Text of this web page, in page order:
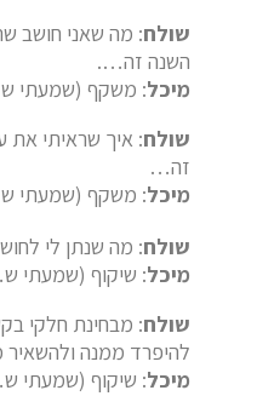
שולח: מה שאני חושב
השנה זה….
מיכל: משקף (שמעתי
שולח: איך שראיתי
זה…
מיכל: משקף (שמעתי
שולח: מה שנתן לי
מיכל: שיקוף (שמעתי
שולח: מבחינת חלקי
להיפרד ממנה
מיכל: שיקוף (שמעתי